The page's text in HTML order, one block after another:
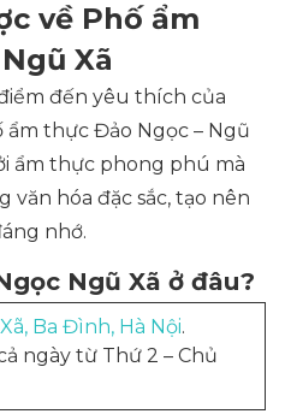
về Phố ẩm
Xã
đến yêu thích của
thực Đảo Ngọc – Ngũ
ẩm thực phong phú mà
hóa đặc sắc, tạo nên
nhớ.
Ngũ Xã ở đâu?
Ba Đình, Hà Nội.
ngày từ Thứ 2 – Chủ